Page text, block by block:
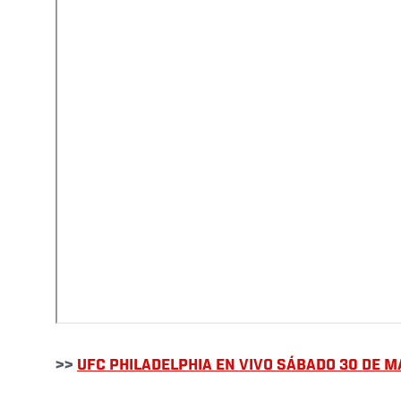
>> UFC PHILADELPHIA EN VIVO SÁBADO 30 DE